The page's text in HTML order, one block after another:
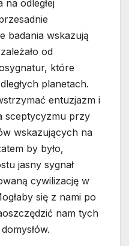
odległej
badania wskazują
od
które
planetach.
entuzjazm i
sceptycyzmu przy
wskazujących na
by było,
jasny sygnał
cywilizację w
się z nami po
nam tych